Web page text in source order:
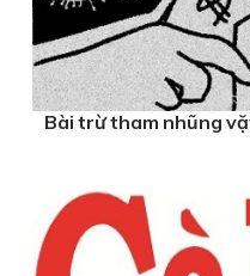
Bài trừ tham nhũng